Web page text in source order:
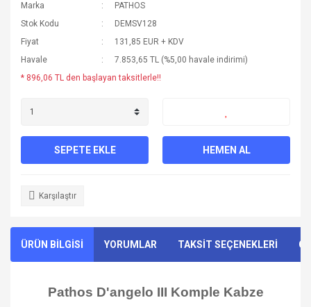
Marka
PATHOS
Stok Kodu
DEMSV128
Fiyat
131,85 EUR + KDV
Havale
7.853,65 TL (%5,00 havale indirimi)
* 896,06 TL den başlayan taksitlerle!!
SEPETE EKLE HEMEN AL
Karşılaştır
ÜRÜN BİLGİSİ YORUMLAR TAKSİT SEÇENEKLERİ
Pathos D'angelo III Komple Kabze